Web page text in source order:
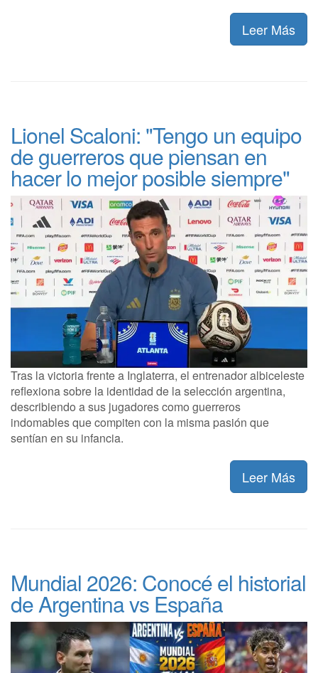
Leer Más
Lionel Scaloni: "Tengo un equipo
de guerreros que piensan en
hacer lo mejor posible siempre"
Tras la victoria frente a Inglaterra, el entrenador albiceleste
reflexiona sobre la identidad de la selección argentina,
describiendo a sus jugadores como guerreros
indomables que compiten con la misma pasión que
sentían en su infancia.
Leer Más
Mundial 2026: Conocé el historial
de Argentina vs España